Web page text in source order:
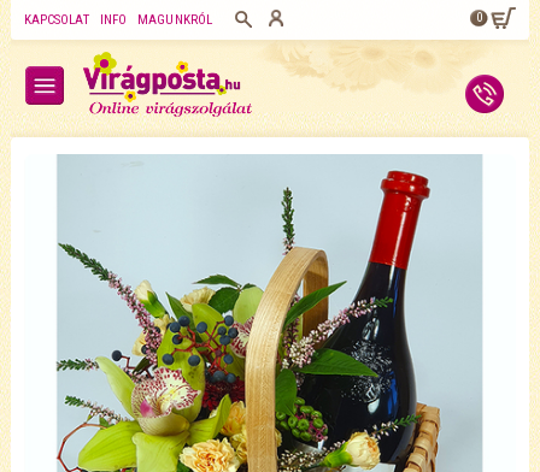
KAPCSOLAT INFO MAGUNKRÓL 0